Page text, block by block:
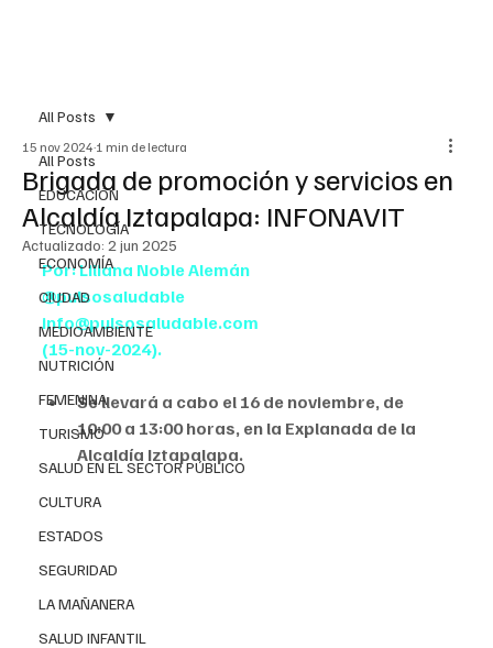
All Posts
EDUCACIÓN
TECNOLOGÍA
ECONOMÍA
CIUDAD
MEDIOAMBIENTE
NUTRICIÓN
FEMENINA
TURISMO
SALUD EN EL SECTOR PÚBLICO
CULTURA
ESTADOS
SEGURIDAD
LA MAÑANERA
SALUD INFANTIL
All Posts
Brigada de promoción y servicios en
Alcaldía Iztapalapa: INFONAVIT
15 nov 2024 1 min de lectura
Actualizado: 2 jun 2025
Por: Liliana Noble Alemán
@pulsosaludable
info@pulsosaludable.com
(15-nov-2024).
Se llevará a cabo el 16 de noviembre, de
10:00 a 13:00 horas, en la Explanada de la
Alcaldía Iztapalapa.